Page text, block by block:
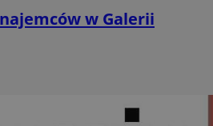
w Galerii